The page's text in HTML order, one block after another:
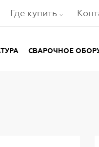
Где купить
СВАРОЧНОЕ